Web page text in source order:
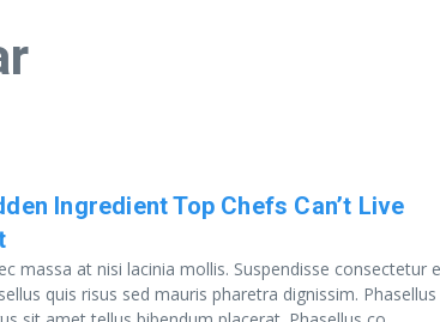
Ingredient Top Chefs Can’t Live
massa at nisi lacinia mollis. Suspendisse consectetur
quis risus sed mauris pharetra dignissim. Phasellus